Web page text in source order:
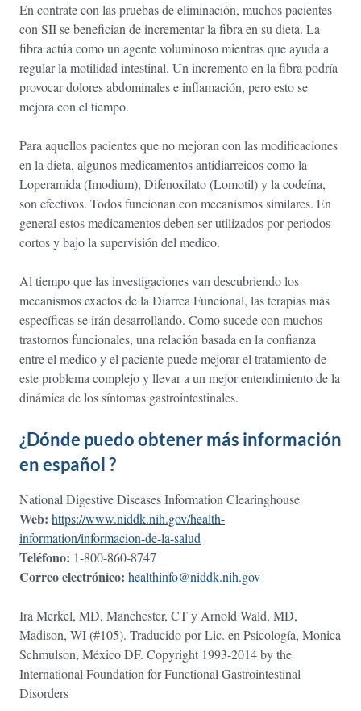
En contrate con las pruebas de eliminación, muchos pacientes
con SII se benefician de incrementar la fibra en su dieta. La
fibra actúa como un agente voluminoso mientras que ayuda a
regular la motilidad intestinal. Un incremento en la fibra podría
provocar dolores abdominales e inflamación, pero esto se
mejora con el tiempo.
Para aquellos pacientes que no mejoran con las modificaciones
en la dieta, algunos medicamentos antidiarreicos como la
Loperamida (Imodium), Difenoxilato (Lomotil) y la codeína,
son efectivos. Todos funcionan con mecanismos similares. En
general estos medicamentos deben ser utilizados por periodos
cortos y bajo la supervisión del medico.
Al tiempo que las investigaciones van descubriendo los
mecanismos exactos de la Diarrea Funcional, las terapias más
específicas se irán desarrollando. Como sucede con muchos
trastornos funcionales, una relación basada en la confianza
entre el medico y el paciente puede mejorar el tratamiento de
este problema complejo y llevar a un mejor entendimiento de la
dinámica de los síntomas gastrointestinales.
¿Dónde puedo obtener más información
en español ?
National Digestive Diseases Information Clearinghouse
Web: https://www.niddk.nih.gov/health-
information/informacion-de-la-salud
Teléfono: 1-800-860-8747
Correo electrónico: healthinfo@niddk.nih.gov
Ira Merkel, MD, Manchester, CT y Arnold Wald, MD,
Madison, WI (#105). Traducido por Lic. en Psicología, Monica
Schmulson, México DF. Copyright 1993-2014 by the
International Foundation for Functional Gastrointestinal
Disorders